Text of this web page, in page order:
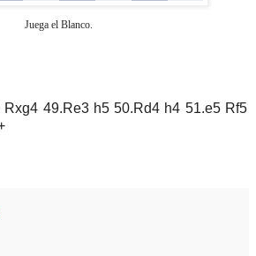
Juega el Blanco.
49.Re3 h5 50.Rd4 h4 51.e5 Rf5